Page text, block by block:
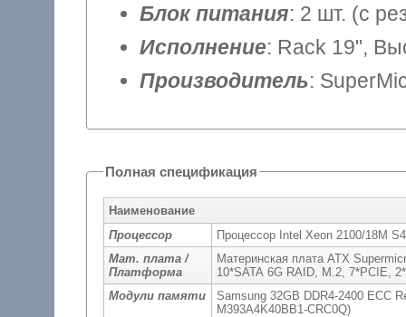
Блок питания: 2 шт. (с
Исполнение: Rack 19",
Производитель:
Полная спецификация
Наименование
Процессор
Процессор Intel Xeon 2100/18M
Мат. плата /
Платформа
Материнская плата ATX
10*SATA 6G RAID, M.2, 7*PCIE,
Модули памяти
Samsung 32GB DDR4-2400 ECC
M393A4K40BB1-CRC0Q)